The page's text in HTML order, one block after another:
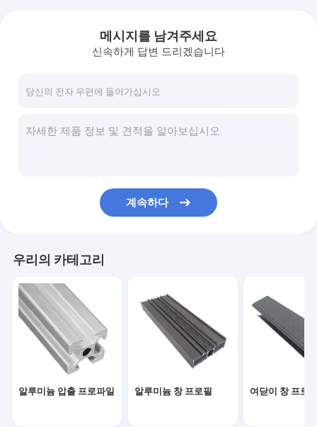
알루미늄 슬라이딩 창 프로필
알루미늄 슬라이딩 도어 프로파일
알루미늄 튜브 프로파일
커튼월 프로파일
알루미늄 프레임 회전 윈도
알루미늄 여닫이창
메시지를 남겨주세요
신속하게 답변 드리겠습니다
계속하다
우리의 카테고리
알루미늄 압출 프로파일 알루미늄 창 프로필 여닫이 창 프로